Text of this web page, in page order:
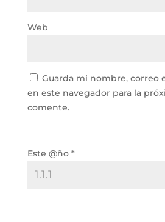
Web
Guarda mi nombre, correo
en este navegador para la
comente.
Este @ño *